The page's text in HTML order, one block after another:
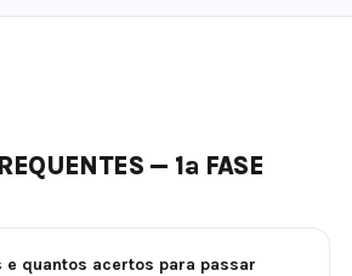
— 1ª FASE
e quantos acertos para passar